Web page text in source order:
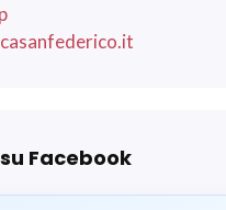
Facebook